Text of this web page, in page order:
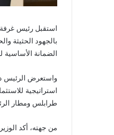
استقبل رئيس غرفة
بالجهود الحثيثة
الضمانة الأساسية
واستعرض الرئيس
استراتيجية
طرابلس ومطار
من جهته، أكد